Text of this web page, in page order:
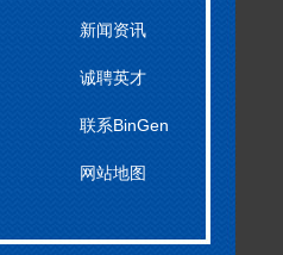
新闻资讯
诚聘英才
联系BinGen
网站地图